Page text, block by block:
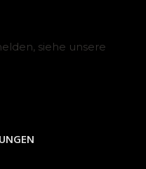
siehe unsere